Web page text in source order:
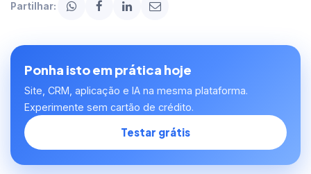
Partilhar:
Ponha isto em prática hoje
Site, CRM, aplicação e IA na mesma plataforma.
Experimente sem cartão de crédito.
Testar grátis